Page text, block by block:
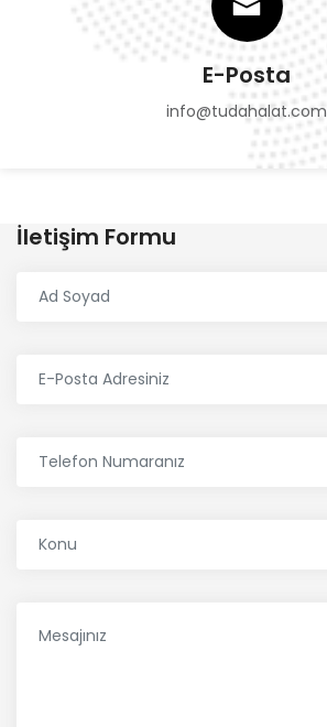
E-Posta
info@tudahalat.com
İletişim Formu